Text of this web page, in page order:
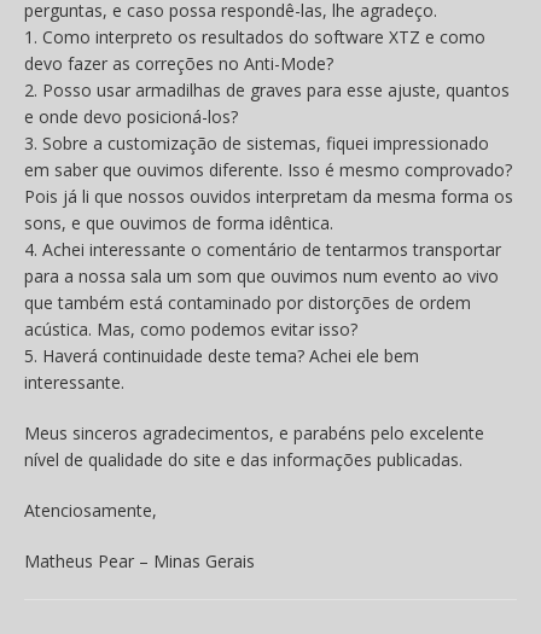
perguntas, e caso possa respondê-las, lhe agradeço.
1. Como interpreto os resultados do software XTZ e como
devo fazer as correções no Anti-Mode?
2. Posso usar armadilhas de graves para esse ajuste, quantos
e onde devo posicioná-los?
3. Sobre a customização de sistemas, fiquei impressionado
em saber que ouvimos diferente. Isso é mesmo comprovado?
Pois já li que nossos ouvidos interpretam da mesma forma os
sons, e que ouvimos de forma idêntica.
4. Achei interessante o comentário de tentarmos transportar
para a nossa sala um som que ouvimos num evento ao vivo
que também está contaminado por distorções de ordem
acústica. Mas, como podemos evitar isso?
5. Haverá continuidade deste tema? Achei ele bem
interessante.
Meus sinceros agradecimentos, e parabéns pelo excelente
nível de qualidade do site e das informações publicadas.
Atenciosamente,
Matheus Pear – Minas Gerais